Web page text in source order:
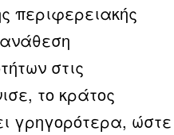
περιφερειακής
στις
το κράτος
γρηγορότερα, ώστε